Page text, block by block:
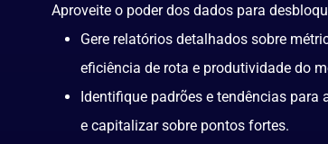
Aproveite o poder dos dados para
Gere relatórios detalhados sobre
eficiência de rota e produtividade do
Identifique padrões e tendências
e capitalizar sobre pontos fortes.